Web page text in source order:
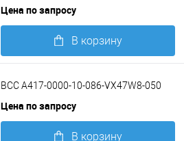
Цена по запросу
В корзину
BCC A417-0000-10-086-VX47W8-050
Цена по запросу
В корзину